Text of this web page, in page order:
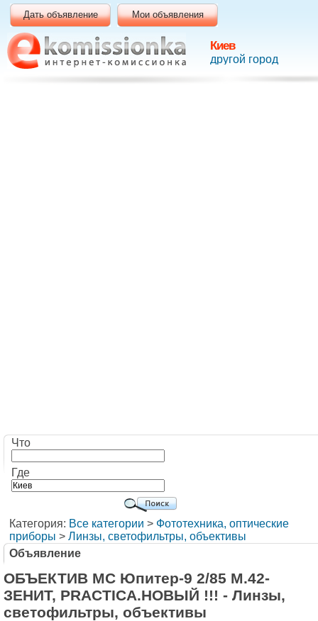
Киев
другой город
Дать объявление Мои объявления
Что
Где
Категория: Все категории > Фототехника, оптические
приборы > Линзы, светофильтры, объективы
Объявление
ОБЪЕКТИВ МС Юпитер-9 2/85 М.42-
ЗЕНИТ, PRACTIСA.НОВЫЙ !!! - Линзы,
светофильтры, объективы